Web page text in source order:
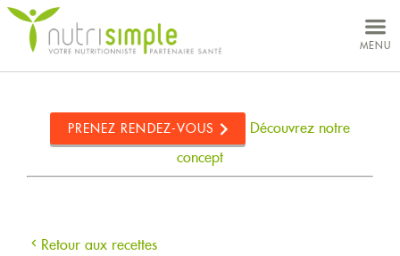
MENU
PRENEZ RENDEZ-VOUS
Découvrez notre
concept
Retour aux recettes
NUTRITIONNISTES